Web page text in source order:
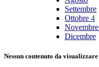
Settembre
Ottobre 4
Novembre
Dicembre
Nessun contenuto da visualizzare